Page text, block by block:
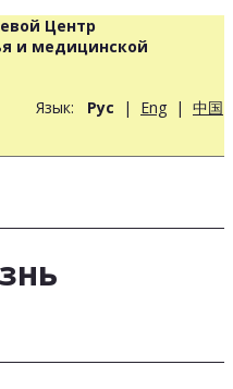
Центр
и медицинской
Язык: Рус | Eng | 中国